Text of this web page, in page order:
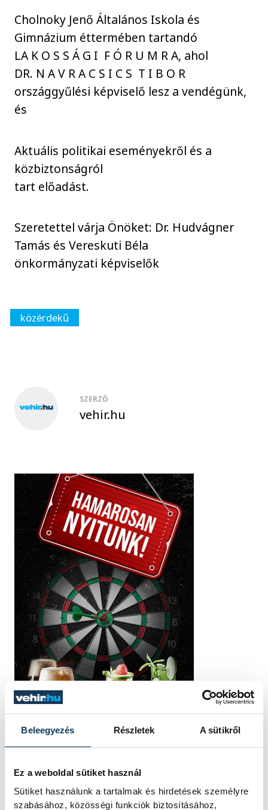
Beleegyezés Részletek A sütikről
Ez a weboldal sütiket használ
Sütiket használunk a tartalmak és hirdetések személyre
szabásához, közösségi funkciók biztosításához,
Cholnoky Jenő Általános Iskola és
Gimnázium éttermében tartandó
LA K O S S Á G I F Ó R U M R A, ahol
DR. N A V R A C S I C S T I B O R
országgyűlési képviselő lesz a vendégünk,
és
Aktuális politikai eseményekről és a
közbiztonságról
tart előadást.
Szeretettel várja Önöket: Dr. Hudvágner
Tamás és Vereskuti Béla
önkormányzati képviselők
közérdekű
SZERZŐ
vehir.hu